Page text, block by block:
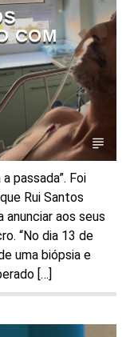
COM
passada”. Foi
Rui Santos
anunciar aos seus
“No dia 13 de
uma biópsia e
[…]